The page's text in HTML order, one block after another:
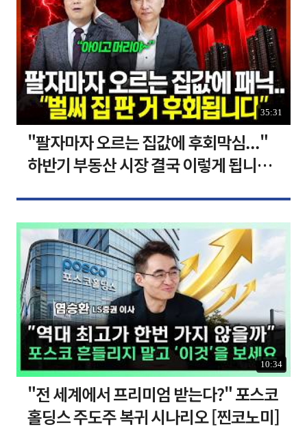
35:31
"팔자마자 오르는 집값에 후회막심..."
하반기 부동산 시장 결국 이렇게 됩니다 I
10:34
"전 세계에서 프리미엄 받는다?" 포스코
홀딩스 주도주 복귀 시나리오 [찐코노미]